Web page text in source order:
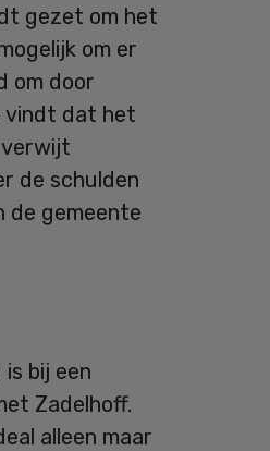
gezet om het
om er
om door
vindt dat het
verwijt
de schulden
de gemeente
bij een
Zadelhoff.
alleen maar